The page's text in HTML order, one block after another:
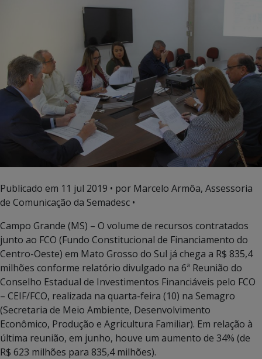
Publicado em 11 jul 2019 • por Marcelo Armôa, Assessoria
de Comunicação da Semadesc •
Campo Grande (MS) – O volume de recursos contratados
junto ao FCO (Fundo Constitucional de Financiamento do
Centro-Oeste) em Mato Grosso do Sul já chega a R$ 835,4
milhões conforme relatório divulgado na 6ª Reunião do
Conselho Estadual de Investimentos Financiáveis pelo FCO
– CEIF/FCO, realizada na quarta-feira (10) na Semagro
(Secretaria de Meio Ambiente, Desenvolvimento
Econômico, Produção e Agricultura Familiar). Em relação à
última reunião, em junho, houve um aumento de 34% (de
R$ 623 milhões para 835,4 milhões).